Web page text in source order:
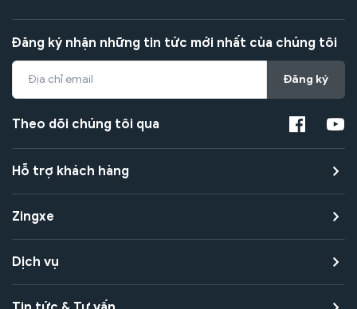
Đăng ký nhận những tin tức mới nhất của chúng tôi
Đăng ký
Theo dõi chúng tôi qua
Hỗ trợ khách hàng
Zingxe
Dịch vụ